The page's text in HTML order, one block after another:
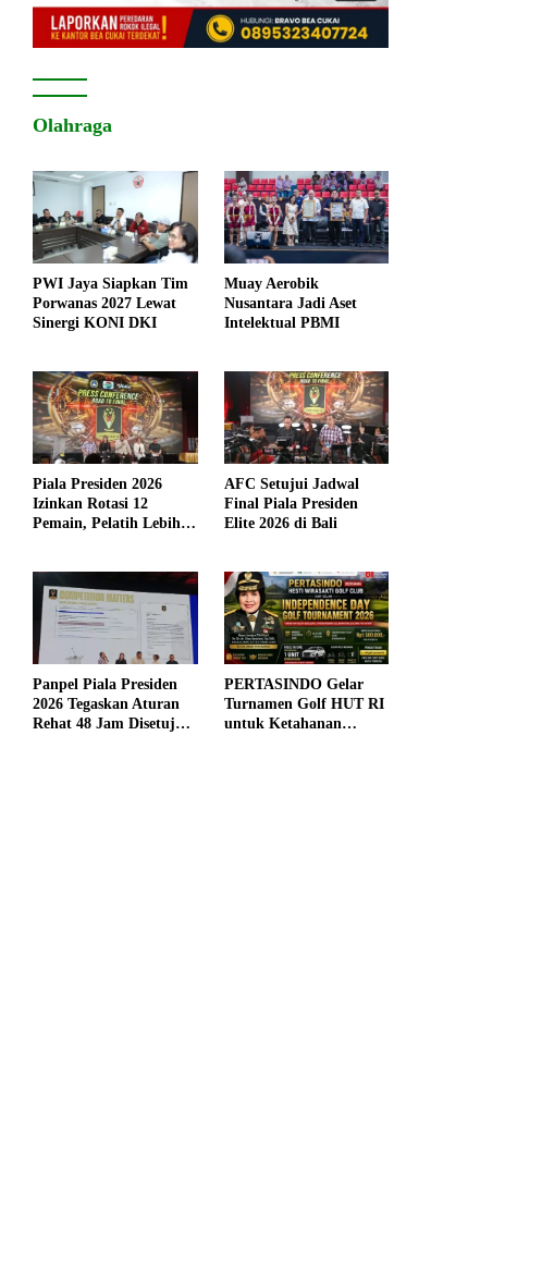
Olahraga
PWI Jaya Siapkan Tim
Porwanas 2027 Lewat
Sinergi KONI DKI
Muay Aerobik
Nusantara Jadi Aset
Intelektual PBMI
Piala Presiden 2026
Izinkan Rotasi 12
Pemain, Pelatih Lebih
AFC Setujui Jadwal
Final Piala Presiden
Elite 2026 di Bali
Panpel Piala Presiden
2026 Tegaskan Aturan
Rehat 48 Jam Disetujui
PERTASINDO Gelar
Turnamen Golf HUT RI
untuk Ketahanan